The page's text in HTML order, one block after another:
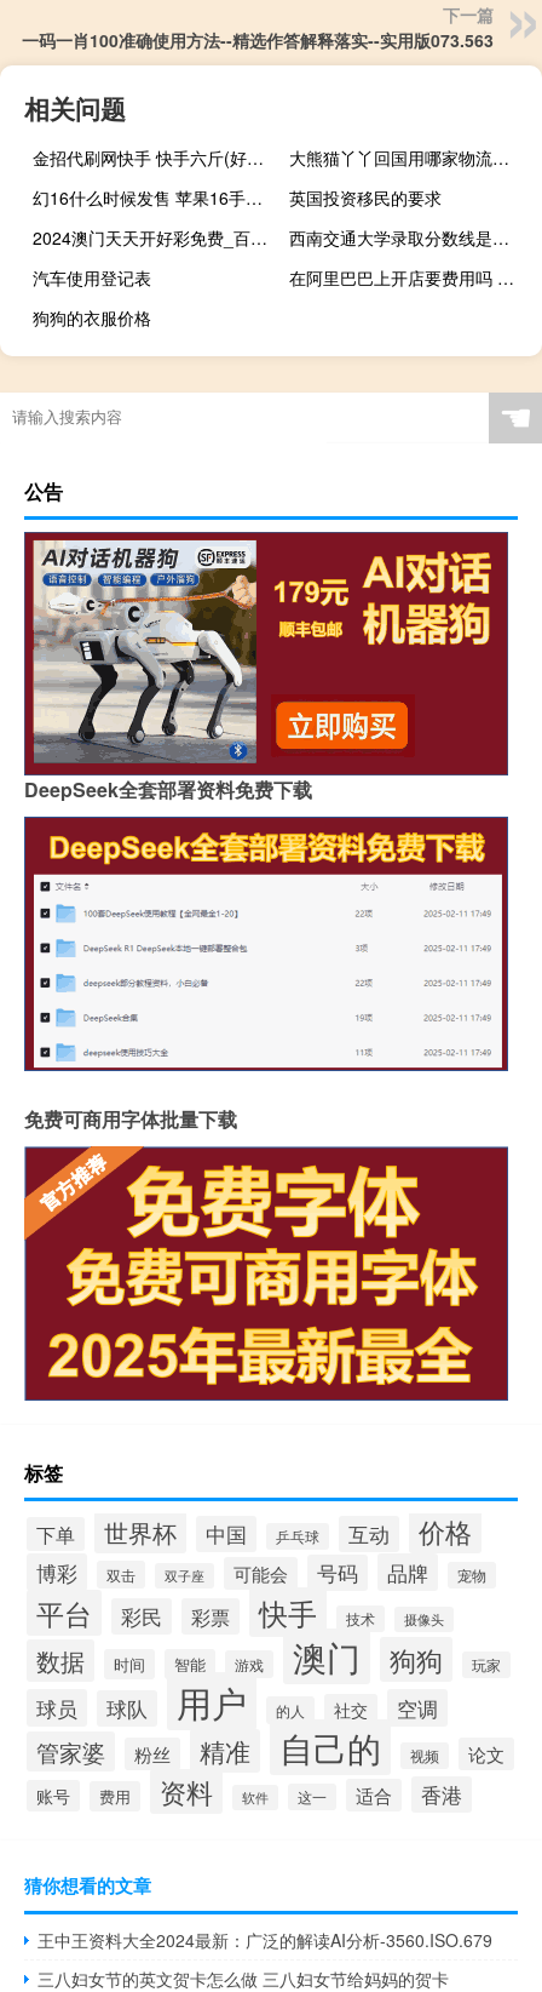
下一篇
一码一肖100准确使用方法--精选作答解释落实--实用版073.563
相关问题
金招代刷网快手 快手六斤(好点代刷网快手)
大熊猫丫丫回国用哪家物流公司 大熊猫丫丫回国时间线
幻16什么时候发售 苹果16手机什么时候上市
英国投资移民的要求
2024澳门天天开好彩免费_百度人工智能_安卓版636.64.655
西南交通大学录取分数线是多少 西南师范大学分数线
汽车使用登记表
在阿里巴巴上开店要费用吗 阿里巴巴怎么收费
狗狗的衣服价格
☚
公告
DeepSeek全套部署资料免费下载
免费可商用字体批量下载
标签
下单 世界杯 中国 乒乓球 互动 价格
博彩 双击 双子座 可能会 号码 品牌 宠物
平台 彩民 彩票 快手 技术 摄像头
数据 时间 智能 游戏 澳门 狗狗 玩家
球员 球队 用户 的人 社交 空调
管家婆 粉丝 精准 自己的 视频 论文
账号 费用 资料 软件 这一 适合 香港
猜你想看的文章
王中王资料大全2024最新：广泛的解读AI分析-3560.ISO.679
三八妇女节的英文贺卡怎么做 三八妇女节给妈妈的贺卡